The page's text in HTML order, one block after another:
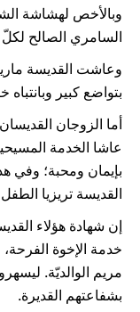
وبالأخص لهشاشة
السامري الصالح لكلّ
وعاشت القديسة
بتواضع كبير
أما الزوجان
عاشا الخدمة
بإيمان ومحبة؛ وفي
القديسة تريزيا
إن شهادة هؤلاء
خدمة الإخوة
مريم الوالديّة.
بشفاعتهم القديرة.